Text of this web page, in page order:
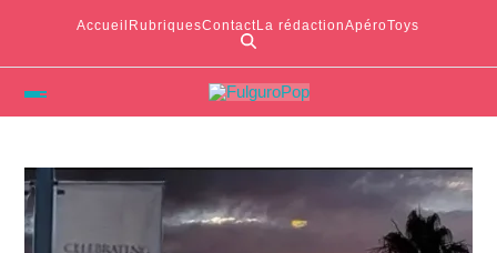
Accueil RubriquesContactLa rédactionApéroToys